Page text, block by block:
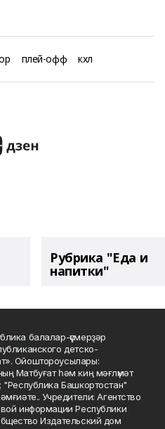
плей-офф кхл
Рубрика "Еда и
напитки"
балалар-үҫмерҙәр
детско-
Ойоштороусылары:
Матбуғат һәм киң мәғлүмәт
Башкортостан"
Учредители: Агентство
информации Республики
Издательский дом